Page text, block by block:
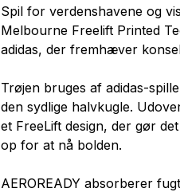
Spil for verdenshavene og
Melbourne Freelift Printed
adidas, der fremhæver
Trøjen bruges af adidas-
den sydlige halvkugle.
et FreeLift design, der gør
op for at nå bolden.
AEROREADY absorberer